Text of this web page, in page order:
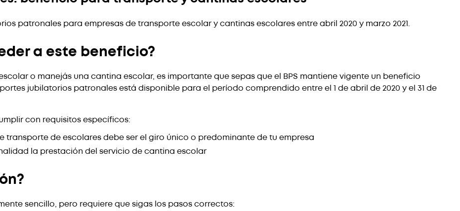
patronales para empresas de transporte escolar y cantinas escolares entre abril 2020 y marzo 2021.
a este beneficio?
o manejás una cantina escolar, es importante que sepas que el BPS mantiene vigente un beneficio
jubilatorios patronales está disponible para el período comprendido entre el 1 de abril de 2020 y el 31 de
con requisitos específicos:
transporte de escolares debe ser el giro único o predominante de tu empresa
la prestación del servicio de cantina escolar
sencillo, pero requiere que sigas los pasos correctos: